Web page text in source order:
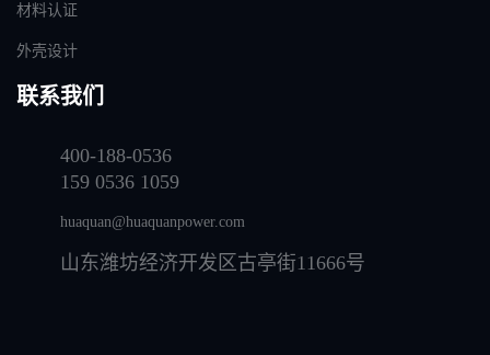
材料认证
外壳设计
联系我们
400-188-0536
159 0536 1059
huaquan@huaquanpower.com
山东潍坊经济开发区古亭街11666号